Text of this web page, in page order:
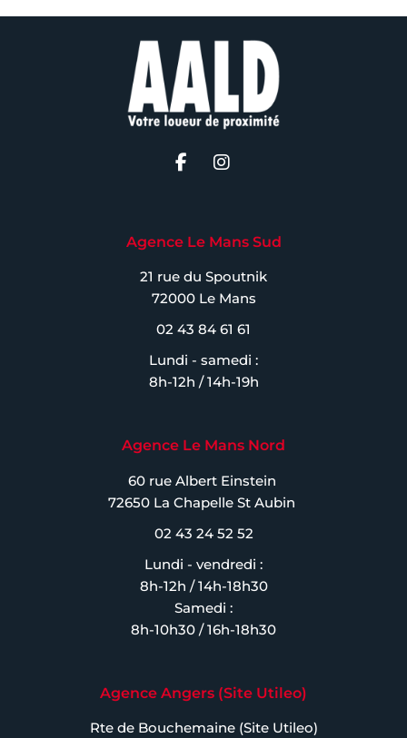
Agence Le Mans Sud
21 rue du Spoutnik
72000 Le Mans
02 43 84 61 61
Lundi - samedi :
8h-12h / 14h-19h
Agence Le Mans Nord
60 rue Albert Einstein
72650 La Chapelle St Aubin
02 43 24 52 52
Lundi - vendredi :
8h-12h / 14h-18h30
Samedi :
8h-10h30 / 16h-18h30
Agence Angers (Site Utileo)
Rte de Bouchemaine (Site Utileo)